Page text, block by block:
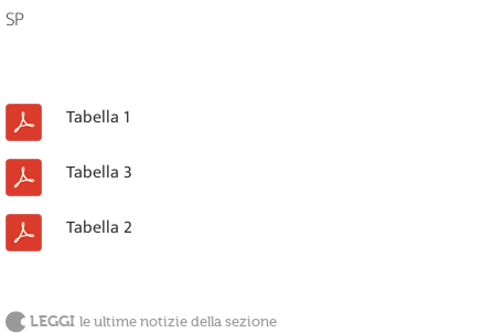
SP
Tabella 1
Tabella 3
Tabella 2
LEGGI le ultime notizie della sezione